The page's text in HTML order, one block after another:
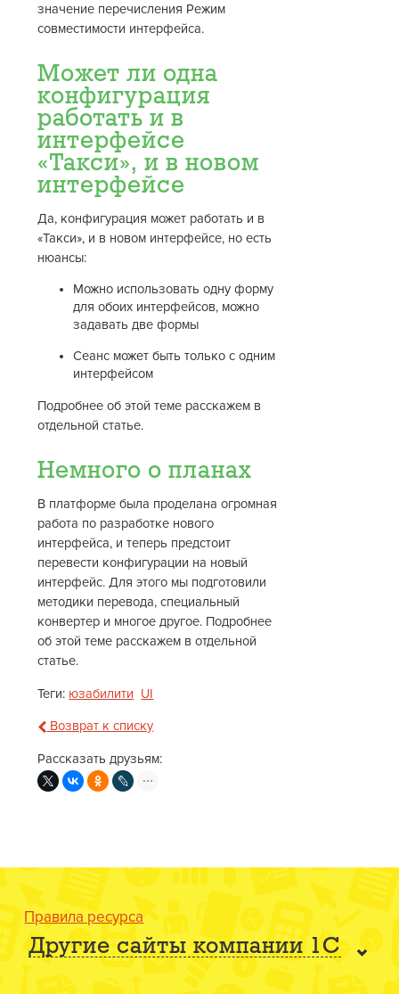
значение перечисления Режим
совместимости интерфейса.
Может ли одна
конфигурация
работать и в
интерфейсе
«Такси», и в новом
интерфейсе
Да, конфигурация может работать и в
«Такси», и в новом интерфейсе, но есть
нюансы:
Можно использовать одну форму
для обоих интерфейсов, можно
задавать две формы
Сеанс может быть только с одним
интерфейсом
Подробнее об этой теме расскажем в
отдельной статье.
Немного о планах
В платформе была проделана огромная
работа по разработке нового
интерфейса, и теперь предстоит
перевести конфигурации на новый
интерфейс. Для этого мы подготовили
методики перевода, специальный
конвертер и многое другое. Подробнее
об этой теме расскажем в отдельной
статье.
Теги: юзабилити UI
Возврат к списку
Рассказать друзьям:
Правила ресурса
Другие сайты компании 1С